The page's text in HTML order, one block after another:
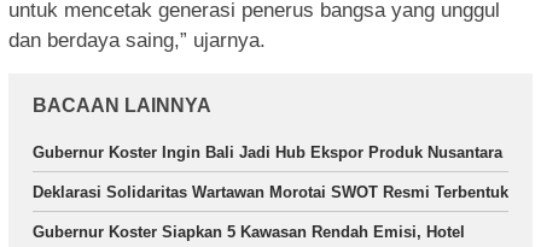
untuk mencetak generasi penerus bangsa yang unggul
dan berdaya saing,” ujarnya.
BACAAN LAINNYA
Gubernur Koster Ingin Bali Jadi Hub Ekspor Produk Nusantara
Deklarasi Solidaritas Wartawan Morotai SWOT Resmi Terbentuk
Gubernur Koster Siapkan 5 Kawasan Rendah Emisi, Hotel